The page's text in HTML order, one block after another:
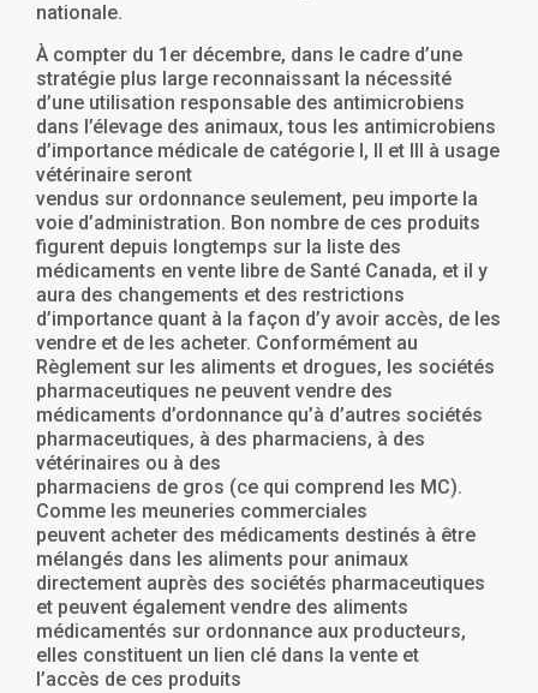
nationale.
À compter du 1er décembre, dans le cadre d’une
stratégie plus large reconnaissant la nécessité
d’une utilisation responsable des antimicrobiens
dans l’élevage des animaux, tous les antimicrobiens
d’importance médicale de catégorie I, II et III à usage
vétérinaire seront
vendus sur ordonnance seulement, peu importe la
voie d’administration. Bon nombre de ces produits
figurent depuis longtemps sur la liste des
médicaments en vente libre de Santé Canada, et il y
aura des changements et des restrictions
d’importance quant à la façon d’y avoir accès, de les
vendre et de les acheter. Conformément au
Règlement sur les aliments et drogues, les sociétés
pharmaceutiques ne peuvent vendre des
médicaments d’ordonnance qu’à d’autres sociétés
pharmaceutiques, à des pharmaciens, à des
vétérinaires ou à des
pharmaciens de gros (ce qui comprend les MC).
Comme les meuneries commerciales
peuvent acheter des médicaments destinés à être
mélangés dans les aliments pour animaux
directement auprès des sociétés pharmaceutiques
et peuvent également vendre des aliments
médicamentés sur ordonnance aux producteurs,
elles constituent un lien clé dans la vente et
l’accès de ces produits